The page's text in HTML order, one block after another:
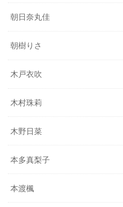
朝日奈丸佳
朝樹りさ
木戸衣吹
木村珠莉
木野日菜
本多真梨子
本渡楓